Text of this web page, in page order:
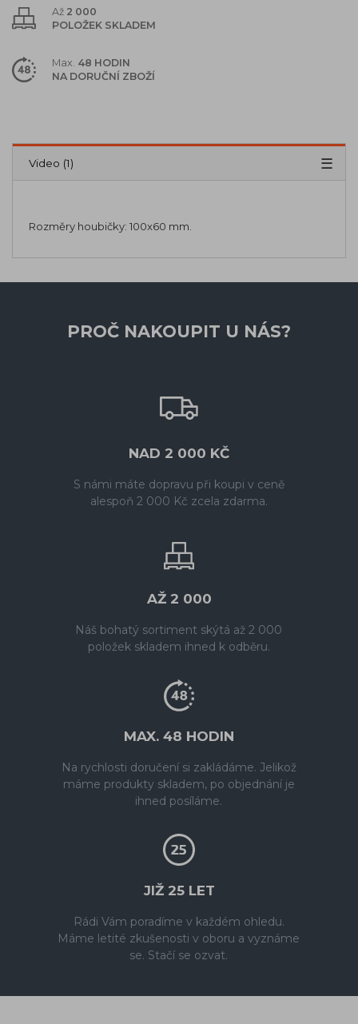
Až 2 000
POLOŽEK SKLADEM
Max. 48 HODIN
NA DORUČNÍ ZBOŽÍ
Popis
Parametry (2)
Video (1)
Rozměry houbičky: 100x60 mm.
PROČ NAKOUPIT U NÁS?
NAD 2 000 KČ
S námi máte dopravu při koupi v ceně
alespoň 2 000 Kč zcela zdarma.
AŽ 2 000
Náš bohatý sortiment skýtá až 2 000
položek skladem ihned k odběru.
MAX. 48 HODIN
Na rychlosti doručení si zakládáme. Jelikož
máme produkty skladem, po objednání je
ihned posíláme.
JIŽ 25 LET
Rádi Vám poradíme v každém ohledu.
Máme letité zkušenosti v oboru a vyznáme
se. Stačí se ozvat.